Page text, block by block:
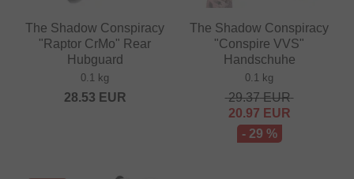
The Shadow Conspiracy
"Raptor CrMo" Rear
Hubguard
0.1 kg
28.53 EUR
The Shadow Conspiracy
"Conspire VVS"
Handschuhe
0.1 kg
29.37EUR
20.97 EUR
- 29 %